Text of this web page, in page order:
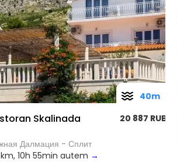
Skalinada
20 887 RUB
Далмация - Сплит
10h 55min autem →
40m